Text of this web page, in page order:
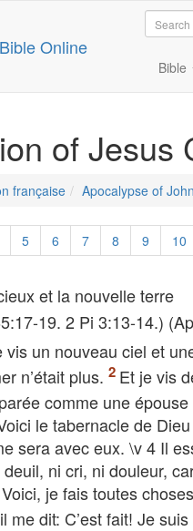
Bible Online
Bible
of Jesus
française Apocalypse of
5 6 7 8 9 10
et la nouvelle terre
19. 2 Pi 3:13-14.)
vis un nouveau ciel et
n’était plus.
Et je vis
comme une
le tabernacle de
sera avec eux. \v 4 Il
deuil, ni cri, ni douleur,
je fais toutes
me dit: C’est fait! Je